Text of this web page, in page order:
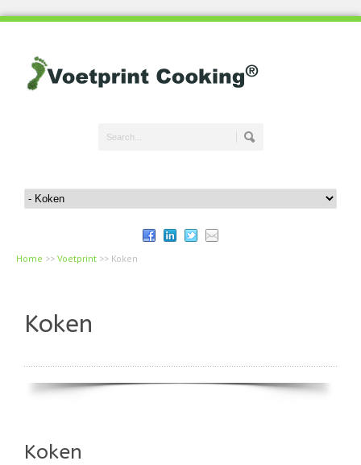
Home >> Voetprint >> Koken
Koken
Koken